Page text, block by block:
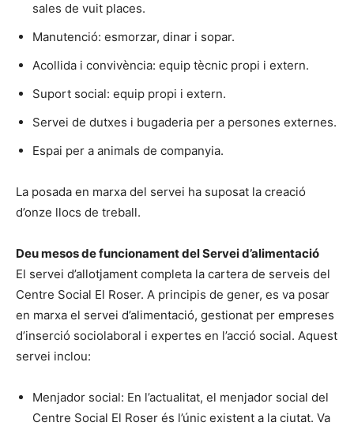
sales de vuit places.
Manutenció: esmorzar, dinar i sopar.
Acollida i convivència: equip tècnic propi i extern.
Suport social: equip propi i extern.
Servei de dutxes i bugaderia per a persones externes.
Espai per a animals de companyia.
La posada en marxa del servei ha suposat la creació
d’onze llocs de treball.
Deu mesos de funcionament del Servei d’alimentació
El servei d’allotjament completa la cartera de serveis del
Centre Social El Roser. A principis de gener, es va posar
en marxa el servei d’alimentació, gestionat per empreses
d’inserció sociolaboral i expertes en l’acció social. Aquest
servei inclou:
Menjador social: En l’actualitat, el menjador social del
Centre Social El Roser és l’únic existent a la ciutat. Va